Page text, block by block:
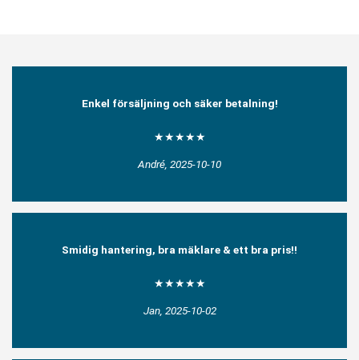
Enkel försäljning och säker betalning!
★★★★★
André, 2025-10-10
Smidig hantering, bra mäklare & ett bra pris!!
★★★★★
Jan, 2025-10-02